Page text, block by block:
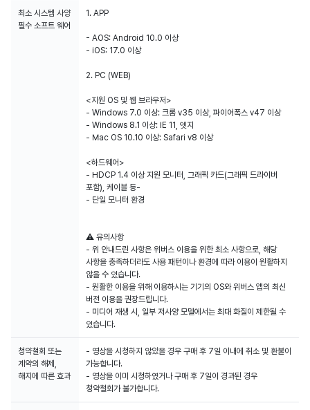
최소 시스템 사양
필수 소프트 웨어
1. APP
- AOS: Android 10.0 이상
- iOS: 17.0 이상
2. PC (WEB)
<지원 OS 및 웹 브라우저>
- Windows 7.0 이상: 크롬 v35 이상, 파이어폭스 v47 이상
- Windows 8.1 이상: IE 11, 엣지
- Mac OS 10.10 이상: Safari v8 이상
<하드웨어>
- HDCP 1.4 이상 지원 모니터, 그래픽 카드(그래픽 드라이버
포함), 케이블 등-
- 단일 모니터 환경
⚠️ 유의사항
- 위 안내드린 사항은 위버스 이용을 위한 최소 사항으로, 해당
사항을 충족하더라도 사용 패턴이나 환경에 따라 이용이 원활하지
않을 수 있습니다.
- 원활한 이용을 위해 이용하시는 기기의 OS와 위버스 앱의 최신
버전 이용을 권장드립니다.
- 미디어 재생 시, 일부 저사양 모델에서는 최대 화질이 제한될 수
청약철회 또는
계약의 해제,
해지에 따른 효과
- 영상을 시청하지 않았을 경우 구매 후 7일 이내에 취소 및 환불이
가능합니다.
- 영상을 이미 시청하였거나 구매 후 7일이 경과된 경우
청약철회가 불가합니다.